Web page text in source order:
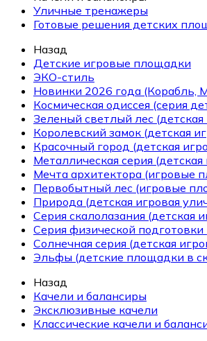
Уличные тренажеры
Готовые решения детских
Назад
Детские игровые площадки
ЭКО-стиль
Новинки 2026 года (Корабль,
Космическая одиссея (серия
Зеленый светлый лес
Королевский замок (детская
Красочный город (детская
Металлическая серия
Мечта архитектора (игровые
Первобытный лес (игровые
Природа (детская игровая
Серия скалолазания (детская
Серия физической
Солнечная серия (детская
Эльфы (детские площадки в
Назад
Качели и балансиры
Эксклюзивные качели
Классические качели и